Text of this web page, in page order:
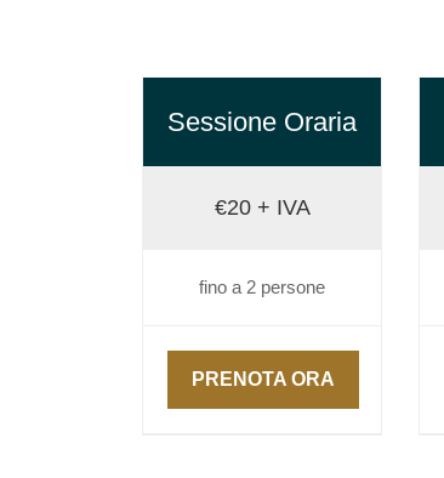
Sessione Oraria
€20 + IVA
fino a 2 persone
PRENOTA ORA